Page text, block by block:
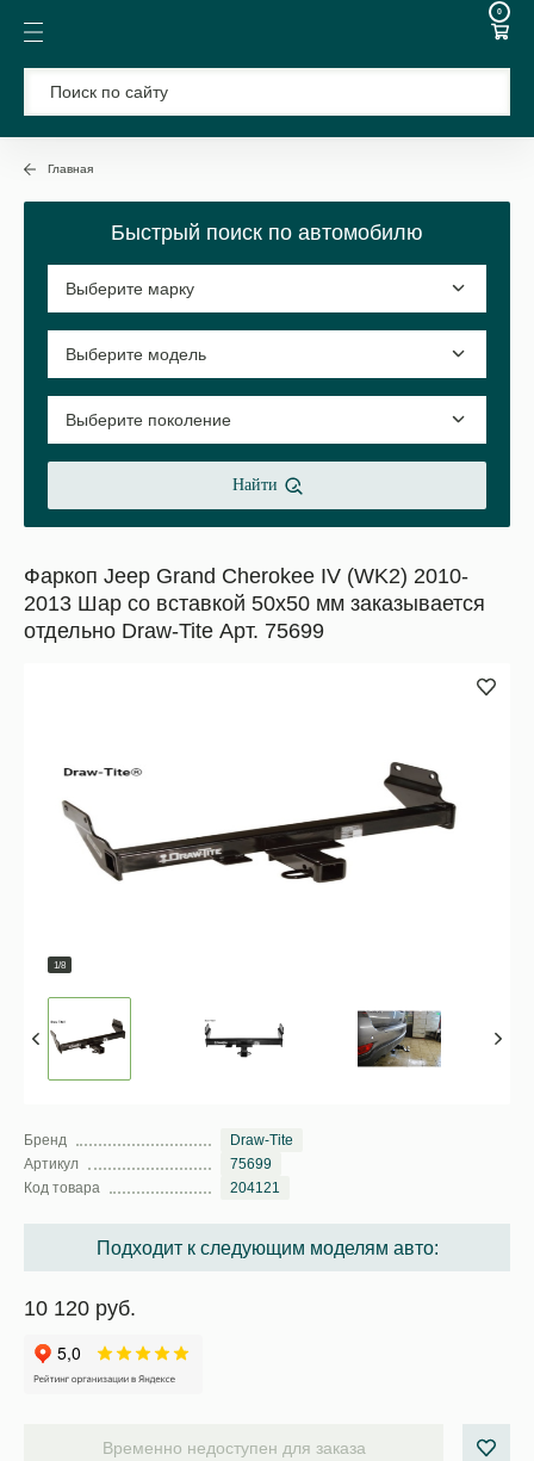
0
Главная
Быстрый поиск по автомобилю
Найти
Фаркоп Jeep Grand Cherokee IV (WK2) 2010-
2013 Шар со вставкой 50x50 мм заказывается
отдельно Draw-Tite Арт. 75699
1/8
Бренд
Draw-Tite
Артикул
75699
Код товара
204121
Подходит к следующим моделям авто:
10 120 руб.
Временно недоступен для заказа